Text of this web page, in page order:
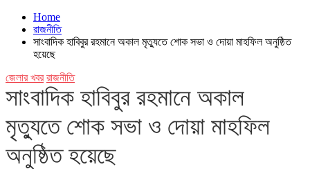
Home
রাজনীতি
সাংবাদিক হাবিবুর রহমানে অকাল মৃত্যুতে শোক সভা ও দোয়া মাহফিল অনুষ্ঠিত
হয়েছে
জেলার খবর রাজনীতি
সাংবাদিক হাবিবুর রহমানে অকাল
মৃত্যুতে শোক সভা ও দোয়া মাহফিল
অনুষ্ঠিত হয়েছে